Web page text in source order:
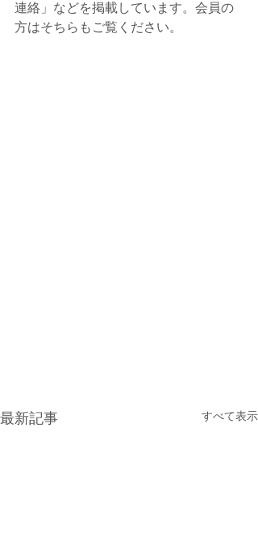
連絡」などを掲載しています。会員の
方はそちらもご覧ください。
最新記事 すべて表示